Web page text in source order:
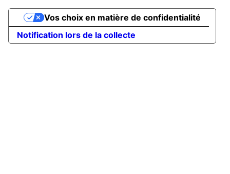
Notification lors de la collecte
Vos choix en matière de confidentialité